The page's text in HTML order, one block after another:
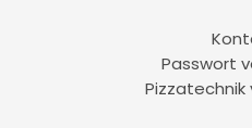
Passwort